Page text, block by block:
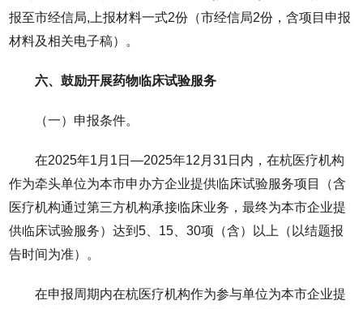
报至市经信局,上报材料一式2份（市经信局2份，含项目申报
材料及相关电子稿）。
六、鼓励开展药物临床试验服务
（一）申报条件。
在2025年1月1日—2025年12月31日内，在杭医疗机构
作为牵头单位为本市申办方企业提供临床试验服务项目（含
医疗机构通过第三方机构承接临床业务，最终为本市企业提
供临床试验服务）达到5、15、30项（含）以上（以结题报
告时间为准）。
在申报周期内在杭医疗机构作为参与单位为本市企业提